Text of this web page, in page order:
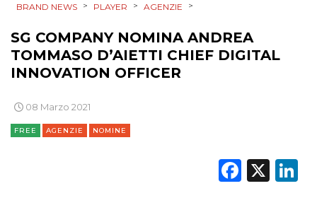
RICERCHE
BRAND NEWS > PLAYER > AGENZIE >
SG COMPANY NOMINA ANDREA
TOMMASO D’AIETTI CHIEF DIGITAL
INNOVATION OFFICER
08 Marzo 2021
FREE AGENZIE NOMINE
X